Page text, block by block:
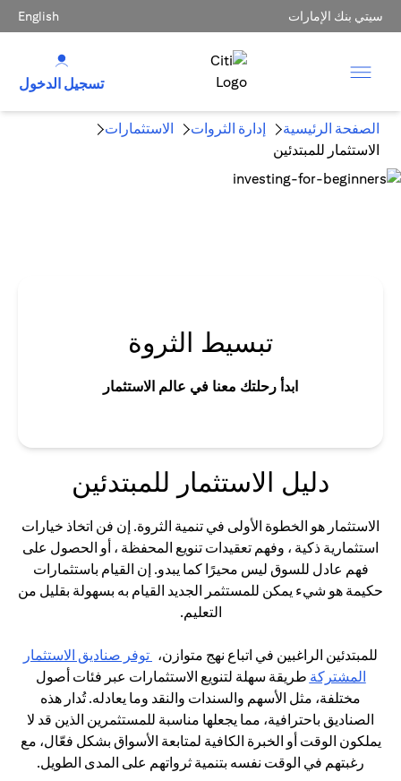
سيتي بنك الإمارات English
تسجيل الدخول
الصفحة الرئيسية إدارة الثروات
الاستثمارات
الاستثمار للمبتدئين
تبسيط الثروة
ابدأ رحلتك معنا في عالم الاستثمار
دليل الاستثمار للمبتدئين
الاستثمار هو الخطوة الأولى في تنمية الثروة. إن فن اتخاذ خيارات
استثمارية ذكية ، وفهم تعقيدات تنويع المحفظة ، أو الحصول على
فهم عادل للسوق ليس محيرًا كما يبدو. إن القيام باستثمارات
حكيمة هو شيء يمكن للمستثمر الجديد القيام به بسهولة بقليل من
التعليم.
للمبتدئين الراغبين في اتباع نهج متوازن، توفر صناديق الاستثمار
المشتركة (opens in a new tab)طريقة سهلة لتنويع الاستثمارات عبر فئات أصول
مختلفة، مثل الأسهم والسندات والنقد وما يعادله. تُدار هذه
الصناديق باحترافية، مما يجعلها مناسبة للمستثمرين الذين قد لا
يملكون الوقت أو الخبرة الكافية لمتابعة الأسواق بشكل فعّال، مع
رغبتهم في الوقت نفسه بتنمية ثرواتهم على المدى الطويل.